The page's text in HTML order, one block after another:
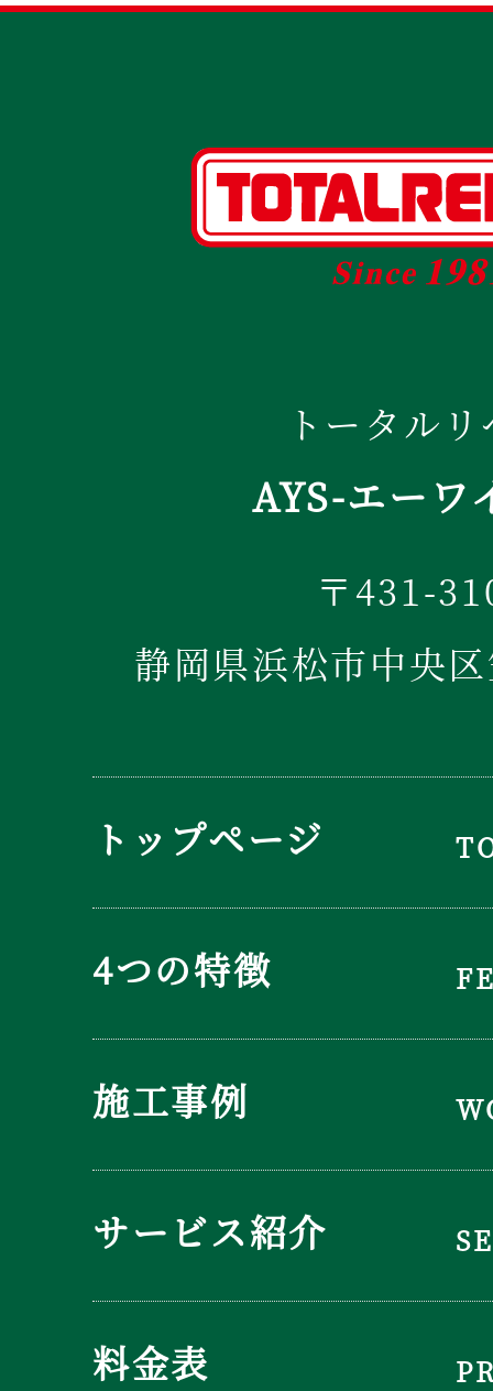
トータル
AYS-エーワ
〒431-
静岡県浜松市中央
トップページ
4つの特徴
施工事例
サービス紹介
料金表